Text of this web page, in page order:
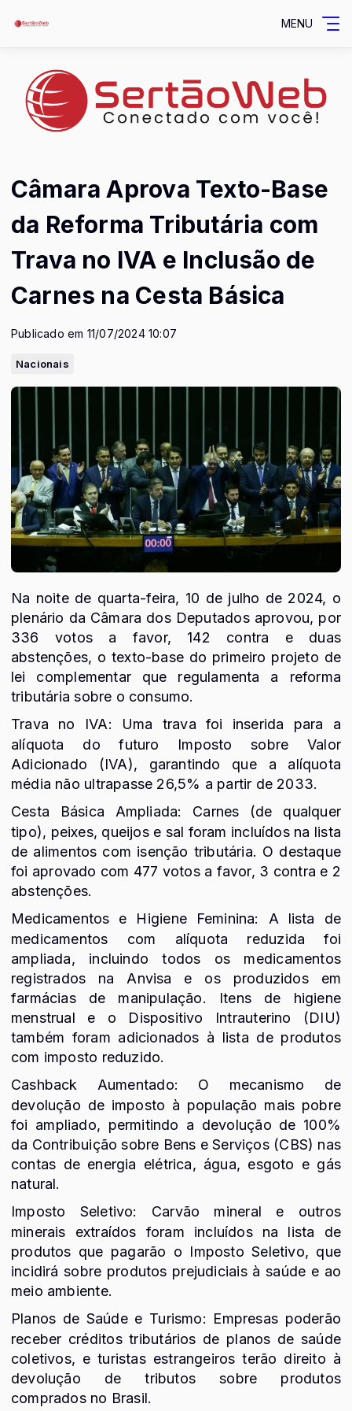
MENU
Câmara Aprova Texto-Base
da Reforma Tributária com
Trava no IVA e Inclusão de
Carnes na Cesta Básica
Publicado em 11/07/2024 10:07
Nacionais
Na noite de quarta-feira, 10 de julho de 2024, o
plenário da Câmara dos Deputados aprovou, por
336 votos a favor, 142 contra e duas
abstenções, o texto-base do primeiro projeto de
lei complementar que regulamenta a reforma
tributária sobre o consumo.
Trava no IVA: Uma trava foi inserida para a
alíquota do futuro Imposto sobre Valor
Adicionado (IVA), garantindo que a alíquota
média não ultrapasse 26,5% a partir de 2033.
Cesta Básica Ampliada: Carnes (de qualquer
tipo), peixes, queijos e sal foram incluídos na lista
de alimentos com isenção tributária. O destaque
foi aprovado com 477 votos a favor, 3 contra e 2
abstenções.
Medicamentos e Higiene Feminina: A lista de
medicamentos com alíquota reduzida foi
ampliada, incluindo todos os medicamentos
registrados na Anvisa e os produzidos em
farmácias de manipulação. Itens de higiene
menstrual e o Dispositivo Intrauterino (DIU)
também foram adicionados à lista de produtos
com imposto reduzido.
Cashback Aumentado: O mecanismo de
devolução de imposto à população mais pobre
foi ampliado, permitindo a devolução de 100%
da Contribuição sobre Bens e Serviços (CBS) nas
contas de energia elétrica, água, esgoto e gás
natural.
Imposto Seletivo: Carvão mineral e outros
minerais extraídos foram incluídos na lista de
produtos que pagarão o Imposto Seletivo, que
incidirá sobre produtos prejudiciais à saúde e ao
meio ambiente.
Planos de Saúde e Turismo: Empresas poderão
receber créditos tributários de planos de saúde
coletivos, e turistas estrangeiros terão direito à
devolução de tributos sobre produtos
comprados no Brasil.